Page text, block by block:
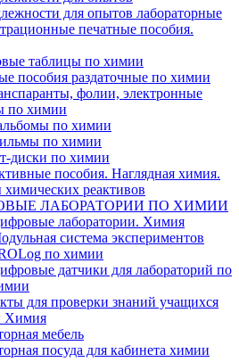
для опытов лабораторные
печатные пособия.
таблицы по химии
пособия раздаточные по химии
фолии, электронные
по химии
по химии
по химии
диски по химии
пособия. Наглядная химия.
реактивов
ЛАБОРАТОРИИ ПО ХИМИИ
лаборатории. Химия
система экспериментов
по химии
датчики для лабораторий по
для проверки знаний учащихся
Химия
мебель
посуда для кабинета химии